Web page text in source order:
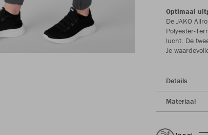
Optimaal
De JAKO
Polyester-
lucht. De
Je
Details
Materiaal